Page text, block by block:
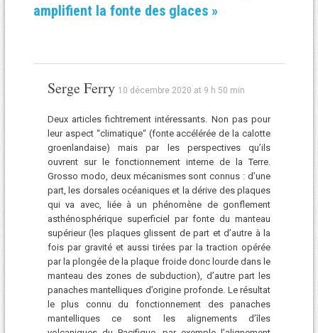
amplifient la fonte des glaces»
Serge Ferry 10 décembre 2020 at 9 h 50 min
Deux articles fichtrement intéressants. Non pas pour
leur aspect “climatique“ (fonte accélérée de la calotte
groenlandaise) mais par les perspectives qu’ils
ouvrent sur le fonctionnement interne de la Terre.
Grosso modo, deux mécanismes sont connus : d’une
part, les dorsales océaniques et la dérive des plaques
qui va avec, liée à un phénomène de gonflement
asthénosphérique superficiel par fonte du manteau
supérieur (les plaques glissent de part et d’autre à la
fois par gravité et aussi tirées par la traction opérée
par la plongée de la plaque froide donc lourde dans le
manteau des zones de subduction), d’autre part les
panaches mantelliques d’origine profonde. Le résultat
le plus connu du fonctionnement des panaches
mantelliques ce sont les alignements d’îles